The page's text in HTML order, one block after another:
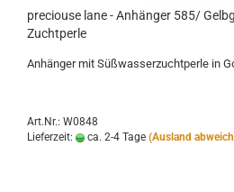
preciouse lane - Anhänger 585/
Zuchtperle
Anhänger mit Süßwasserzuchtperle in
Art.Nr.: W0848
Lieferzeit:
ca. 2-4 Tage (Ausland